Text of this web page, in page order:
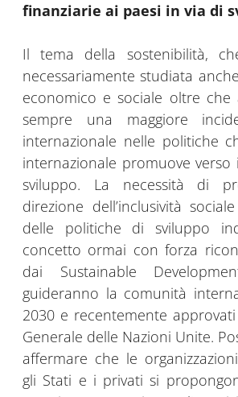
finanziarie ai paesi in via di
Il tema della sostenibilità,
necessariamente studiata
economico e sociale oltre che
sempre una maggiore
internazionale nelle politiche
internazionale promuove
sviluppo. La necessità di
direzione dell’inclusività
delle politiche di sviluppo
concetto ormai con forza
dai Sustainable
guideranno la comunità
2030 e recentemente approvati
Generale delle Nazioni Unite.
affermare che le
gli Stati e i privati si